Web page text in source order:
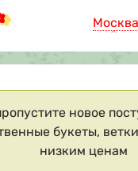
Москва
Ваш
новое
букеты,
низким ценам